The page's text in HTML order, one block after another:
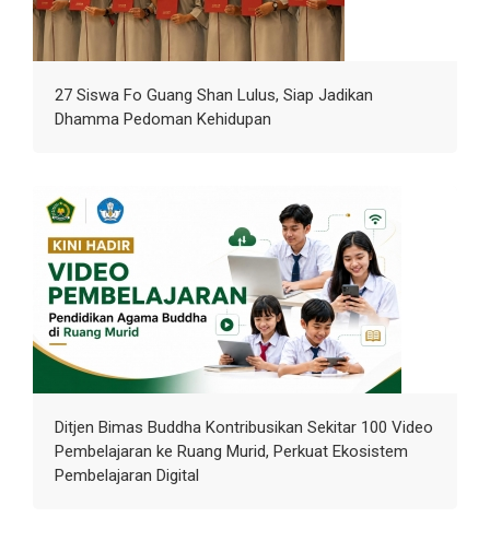
27 Siswa Fo Guang Shan Lulus, Siap Jadikan
Dhamma Pedoman Kehidupan
Ditjen Bimas Buddha Kontribusikan Sekitar 100 Video
Pembelajaran ke Ruang Murid, Perkuat Ekosistem
Pembelajaran Digital